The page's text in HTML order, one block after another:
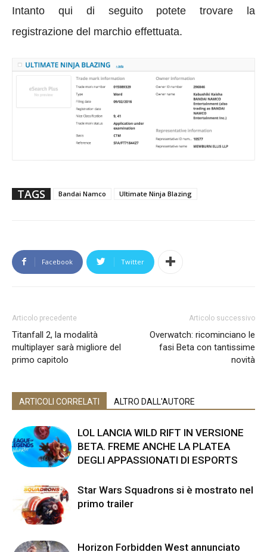
Intanto qui di seguito potete trovare la
registrazione del marchio effettuata.
TAGS Bandai Namco Ultimate Ninja Blazing
Facebook Twitter
Articolo precedente
Titanfall 2, la modalità
multiplayer sarà migliore del
primo capitolo
Articolo successivo
Overwatch: ricominciano le
fasi Beta con tantissime
novità
ARTICOLI CORRELATI ALTRO DALL'AUTORE
LOL LANCIA WILD RIFT IN VERSIONE
BETA. FREME ANCHE LA PLATEA
DEGLI APPASSIONATI DI ESPORTS
Star Wars Squadrons si è mostrato nel
primo trailer
Horizon Forbidden West annunciato